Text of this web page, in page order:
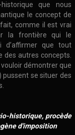
que nous
le concept de
comme il est vrai
la frontière qui le
d’affirmer que tout
des autres concepts.
démontrer que
pussent se situer des
historique, procède
d'imposition